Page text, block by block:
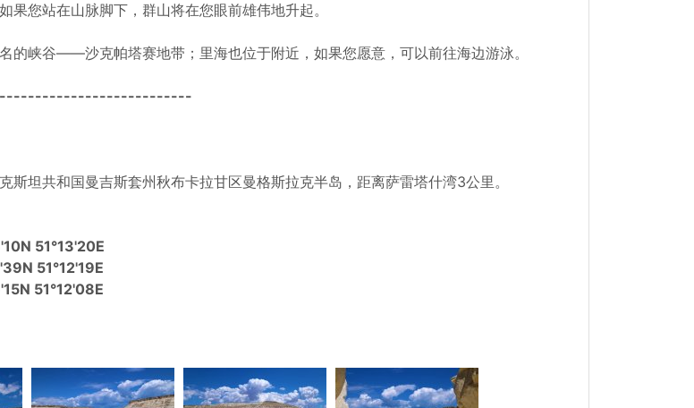
果您站在山脉脚下，群山将在您眼前雄伟地升起。
的峡谷——沙克帕塔赛地带；里海也位于附近，如果您愿意，可以前往海边游泳。
斯坦共和国曼吉斯套州秋布卡拉甘区曼格斯拉克半岛，距离萨雷塔什湾3公里。
51°13'20E
51°12'19E
51°12'08E